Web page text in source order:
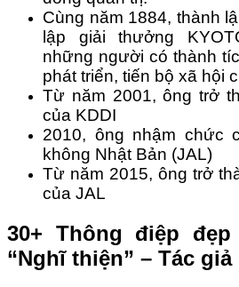
Cùng năm 1884, thành
lập giải thưởng
những người có thành
phát triển, tiến bộ xã hội
Từ năm 2001, ông trở
của KDDI
2010, ông nhậm chức
không Nhật Bản (JAL)
Từ năm 2015, ông trở
của JAL
30+ Thông điệp
“Nghĩ thiện” – Tác